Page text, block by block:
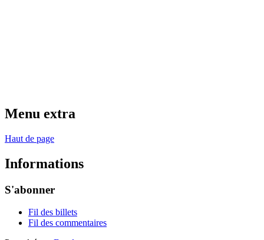
Menu extra
Haut de page
Informations
S'abonner
Fil des billets
Fil des commentaires